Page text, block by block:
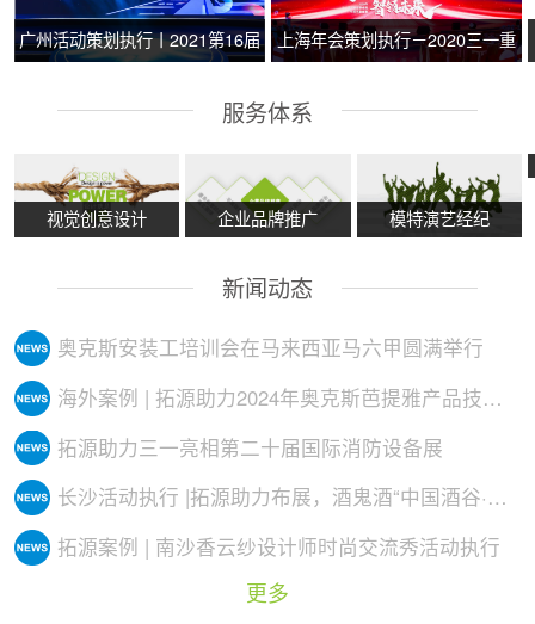
广州活动策划执行丨2021第16届
上海年会策划执行－2020三一重
服务体系
视觉创意设计 企业品牌推广 模特演艺经纪
新闻动态
奥克斯安装工培训会在马来西亚马六甲圆满举行
海外案例 | 拓源助力2024年奥克斯芭提雅产品技术培训会议圆满举行
拓源助力三一亮相第二十届国际消防设备展
长沙活动执行 |拓源助力布展，酒鬼酒“中国酒谷·湘西影像艺术展”落地
拓源案例 | 南沙香云纱设计师时尚交流秀活动执行
更多